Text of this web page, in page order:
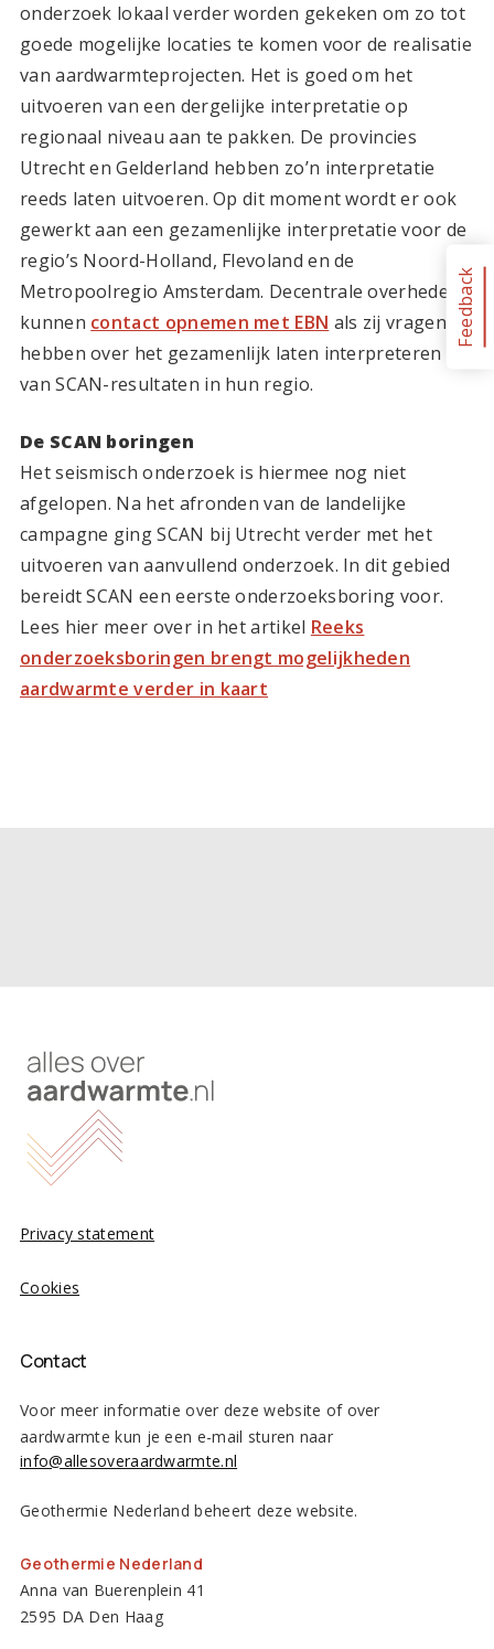
onderzoek lokaal verder worden gekeken om zo tot
goede mogelijke locaties te komen voor de realisatie
van aardwarmteprojecten. Het is goed om het
uitvoeren van een dergelijke interpretatie op
regionaal niveau aan te pakken. De provincies
Utrecht en Gelderland hebben zo’n interpretatie
reeds laten uitvoeren. Op dit moment wordt er ook
gewerkt aan een gezamenlijke interpretatie voor de
regio’s Noord-Holland, Flevoland en de
Metropoolregio Amsterdam. Decentrale overheden
kunnen contact opnemen met EBN als zij vragen
hebben over het gezamenlijk laten interpreteren
van SCAN-resultaten in hun regio.
De SCAN boringen
Het seismisch onderzoek is hiermee nog niet
afgelopen. Na het afronden van de landelijke
campagne ging SCAN bij Utrecht verder met het
uitvoeren van aanvullend onderzoek. In dit gebied
bereidt SCAN een eerste onderzoeksboring voor.
Lees hier meer over in het artikel Reeks
onderzoeksboringen brengt mogelijkheden
aardwarmte verder in kaart
Privacy statement
Cookies
Contact
Voor meer informatie over deze website of over
aardwarmte kun je een e-mail sturen naar
info@allesoveraardwarmte.nl
Geothermie Nederland beheert deze website.
Geothermie Nederland
Anna van Buerenplein 41
2595 DA Den Haag
Feedback